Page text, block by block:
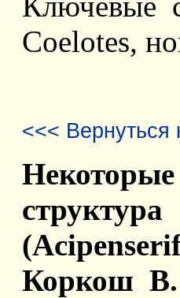
Coelotes,
<<< Вернуться
Коркош